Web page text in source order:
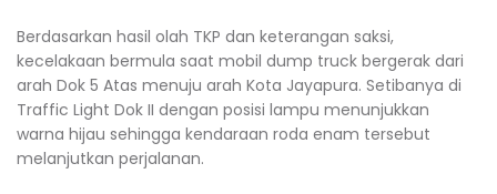
‎Berdasarkan hasil olah TKP dan keterangan saksi,
kecelakaan bermula saat mobil dump truck bergerak dari
arah Dok 5 Atas menuju arah Kota Jayapura. Setibanya di
Traffic Light Dok II dengan posisi lampu menunjukkan
warna hijau sehingga kendaraan roda enam tersebut
melanjutkan perjalanan.